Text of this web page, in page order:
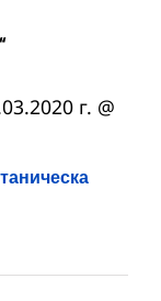
г. @